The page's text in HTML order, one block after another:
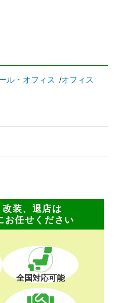
ル・オフィス オフィス
装、退店は
お任せください
全国対応可能